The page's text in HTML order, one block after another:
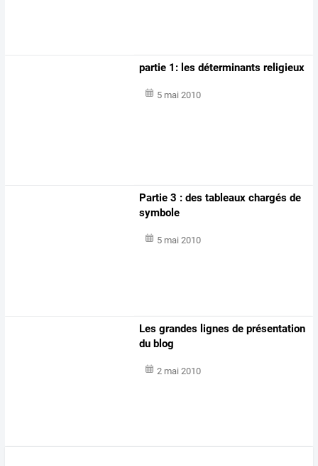
partie 1: les déterminants religieux
5 mai 2010
Partie 3 : des tableaux chargés de
symbole
5 mai 2010
Les grandes lignes de présentation
du blog
2 mai 2010